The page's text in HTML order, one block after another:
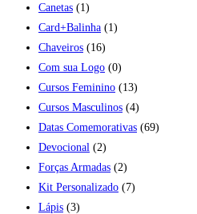
Canetas (1)
Card+Balinha (1)
Chaveiros (16)
Com sua Logo (0)
Cursos Feminino (13)
Cursos Masculinos (4)
Datas Comemorativas (69)
Devocional (2)
Forças Armadas (2)
Kit Personalizado (7)
Lápis (3)